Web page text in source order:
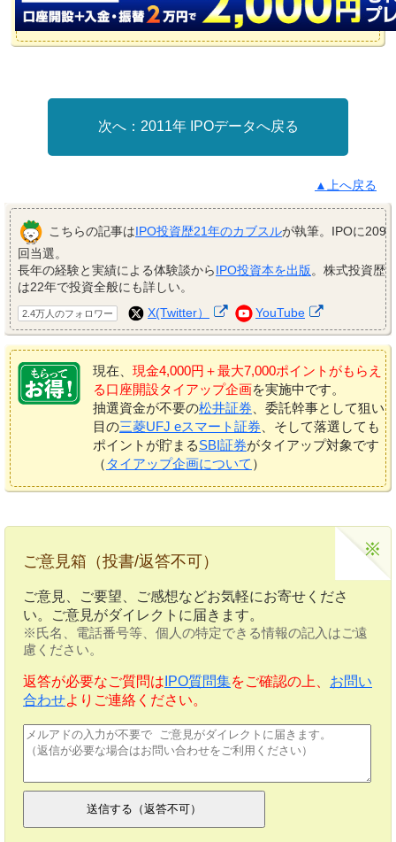
2011年 IPOデータへ戻る
▲上へ戻る
こちらの記事はIPO投資歴21年のカブスルが執筆。IPOに209
回当選。
長年の経験と実績による体験談からIPO投資本を出版。株式投資歴
は22年で投資全般にも詳しい。
2.4万人のフォロワー X(Twitter） YouTube
現在、 現金4,000円＋最大7,000ポイントがもらえ
る口座開設タイアップ企画を実施中です。
抽選資金が不要の松井証券、委託幹事として狙い
目の三菱UFJ eスマート証券、そして落選しても
ポイントが貯まるSBI証券がタイアップ対象です
（ タイアップ企画について ）
ご意見箱（投書/返答不可）
ご意見、ご要望、ご感想などお気軽にお寄せくださ
い。ご意見がダイレクトに届きます。
※氏名、電話番号等、個人の特定できる情報の記入はご遠
慮ください。
返答が必要なご質問は IPO質問集をご確認の上、 お問い
合わせよりご連絡ください。